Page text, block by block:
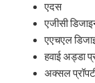
एदस
एजीसी
एएचएल
हवाई अड्डा
अक्सल